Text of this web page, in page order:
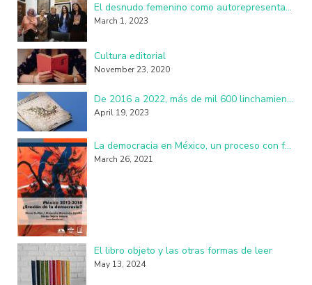
El desnudo femenino como autorepresentación resulta perturbador y subversivo
March 1, 2023
Cultura editorial
November 23, 2020
De 2016 a 2022, más de mil 600 linchamientos en México: investigadores de la UAM
April 19, 2023
La democracia en México, un proceso con fallas, imperfecciones y seudo practicantes
March 26, 2021
El libro objeto y las otras formas de leer
May 13, 2024